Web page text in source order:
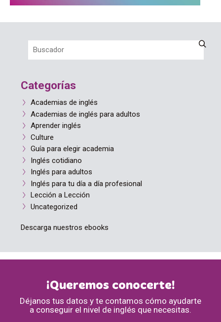
Categorías
Academias de inglés
Academias de inglés para adultos
Aprender inglés
Culture
Guía para elegir academia
Inglés cotidiano
Inglés para adultos
Inglés para tu día a día profesional
Lección a Lección
Uncategorized
Descarga nuestros ebooks
¡Queremos conocerte!
Déjanos tus datos y te contamos cómo ayudarte
a conseguir el nivel de inglés que necesitas.